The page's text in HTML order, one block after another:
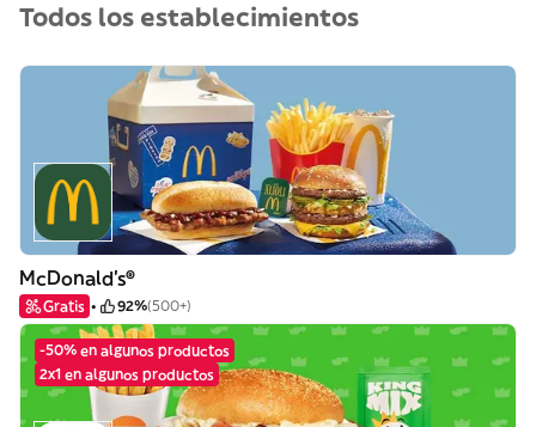
Todos los establecimientos
McDonald's®
Gratis 92%(500+)
-50% en algunos productos
2x1 en algunos productos